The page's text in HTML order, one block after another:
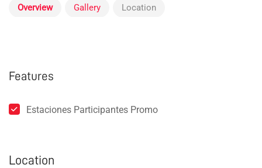
Overview Gallery Location
Features
Estaciones Participantes Promo
Location